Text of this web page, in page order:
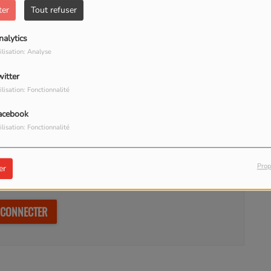
Tout refuser
Analyse
Fonctionnalité
Fonctionnalité
plus qu’autrefois. Les termes réchauffement climatique et
affirmer que notre climat change réellement ?
commenter cet article